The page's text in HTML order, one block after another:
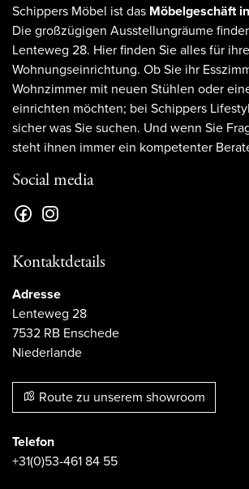
Schippers Möbel ist das Möbelgeschäft
Die großzügigen Ausstellungräume
Lenteweg 28. Hier finden Sie alles für ihre
Wohnungseinrichtung. Ob Sie ihr
Wohnzimmer mit neuen Stühlen oder
einrichten möchten; bei Schippers
sicher was Sie suchen. Und wenn Sie
steht ihnen immer ein kompetenter
Social media
Kontaktdetails
Adresse
Lenteweg 28
7532 RB Enschede
Niederlande
Route zu unserem showroom
Telefon
+31(0)53-461 84 55